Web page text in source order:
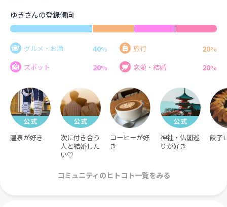
ゆきさんの登録傾向
グルメ・お酒 40% 旅行 20%
スポット
20% 恋愛・結婚 20%
温泉が好き
次に付き合う
人と結婚した
い♡
コーヒーが好
き
神社・仏閣巡
りが好き
餃子
コミュニティのヒトコト一覧をみる